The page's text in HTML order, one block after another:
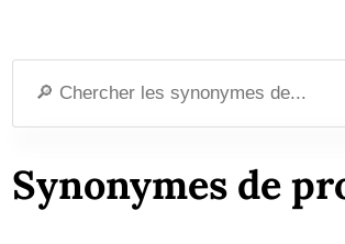
Synonymes de